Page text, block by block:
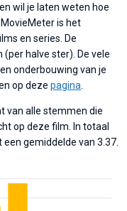
wil je laten weten hoe
is het
en series. De
halve ster). De vele
onderbouwing van je
op deze pagina
van alle stemmen die
op deze film. In totaal
gemiddelde van 3.37.